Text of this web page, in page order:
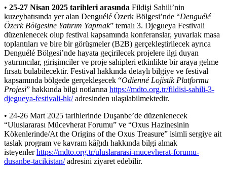
• 25-27 Nisan 2025 tarihleri arasında Fildişi Sahili’nin
kuzeybatısında yer alan Denguélé Özerk Bölgesi’nde “Denguélé
Özerk Bölgesine Yatırım Yapmak” temalı 3. Djegueya Festivali
düzenlenecek olup festival kapsamında konferanslar, yuvarlak masa
toplantıları ve bire bir görüşmeler (B2B) gerçekleştirilecek ayrıca
Denguélé Bölgesi’nde hayata geçirilecek projelere ilgi duyan
yatırımcılar, girişimciler ve proje sahipleri etkinlikte bir araya gelme
fırsatı bulabilecektir. Festival hakkında detaylı bilgiye ve festival
kapsamında bölgede gerçekleşecek “Odienné Lojistik Platformu
Projesi” hakkında bilgi notlarına https://mdto.org.tr/fildisi-sahili-3-
djegueya-festivali-hk/adresinden ulaşılabilmektedir.
• 24-26 Mart 2025 tarihlerinde Duşanbe’de düzenlenecek
“Uluslararası Mücevherat Forumu” ve “Oxus Hazinesinin
Kökenlerinde/At the Origins of the Oxus Treasure” isimli sergiye ait
taslak program ve kavram kâğıdı hakkında bilgi almak
isteyenlerhttps://mdto.org.tr/uluslararasi-mucevherat-forumu-
dusanbe-tacikistan/adresini ziyaret edebilir.